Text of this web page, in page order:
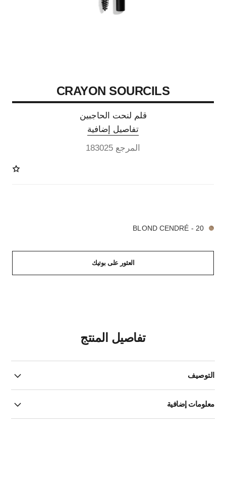
CRAYON SOURCILS
قلم لنحت الحاجبين
تفاصيل إضافية
المرجع 183025
20 - BLOND CENDRÉ
العثور على بوتيك
تفاصيل المنتج
التوصيف
معلومات إضافية